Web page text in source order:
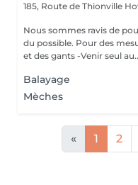
185, Route de Thionville
Nous sommes ravis de
du possible. Pour des
et des gants -Venir seul
Balayage
Mèches
« 1 2